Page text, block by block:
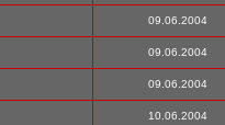
09.06.2004
09.06.2004
09.06.2004
10.06.2004